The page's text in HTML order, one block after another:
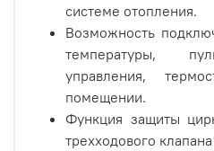
системе отопления.
Возможность
температуры,
управления,
помещении.
Функция защиты
трехходового